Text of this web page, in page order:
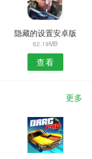
隐藏的设置安卓版
62.19MB
查看
更多